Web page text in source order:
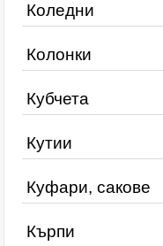
Коледни
Колонки
Кубчета
Кутии
Куфари, сакове
Кърпи